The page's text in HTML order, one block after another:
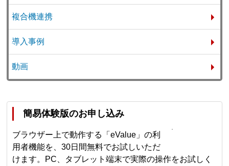
複合機連携
導入事例
動画
簡易体験版のお申し込み
ブラウザー上で動作する「eValue」の利
用者機能を、30日間無料でお試しいただ
けます。PC、タブレット端末で実際の操作をお試しく